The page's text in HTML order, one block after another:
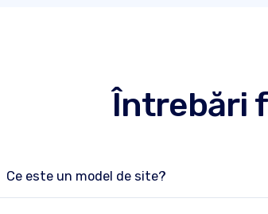
Întrebări
Ce este un model de site?